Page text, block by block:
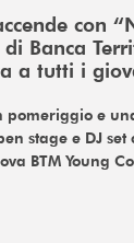
con
Banca
a tutti i
pomeriggio e
stage e DJ set
BTM Young